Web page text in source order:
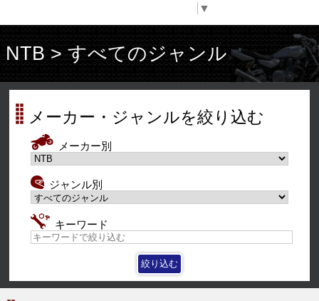
▼
NTB > すべてのジャンル
メーカー・ジャンルを絞り込む
メーカー別
ジャンル別
キーワード